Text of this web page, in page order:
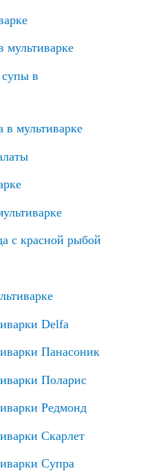
мультиварке
в
в мультиварке
с красной рыбой
Delfa
Панасоник
Поларис
Редмонд
Скарлет
Супра